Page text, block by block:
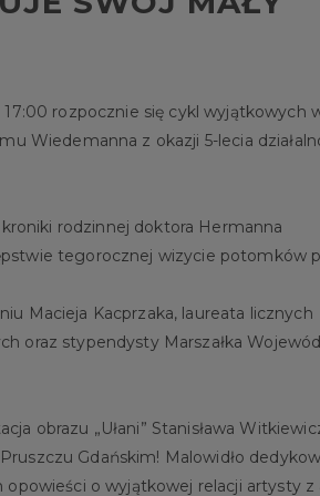
rozpocznie się cykl wyjątkowych
Wiedemanna z okazji 5-lecia
rodzinnej doktora Hermanna
tegorocznej wizycie potomków
Macieja Kacprzaka, laureata licznych
oraz stypendysty Marszałka
obrazu „Ułani” Stanisława
Gdańskim! Malowidło
o wyjątkowej relacji artysty z